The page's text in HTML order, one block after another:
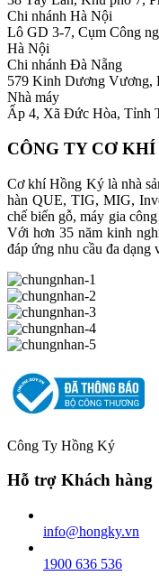
Chi nhánh Hà Nội
Lô GD 3-7, Cụm Công
Hà Nội
Chi nhánh Đà Nẵng
579 Kinh Dương Vương,
Nhà máy
Ấp 4, Xã Đức Hòa, Tỉnh
CÔNG TY CƠ
Cơ khí Hồng Ký là nhà
hàn QUE, TIG, MIG,
chế biến gỗ, máy gia
Với hơn 35 năm kinh
đáp ứng nhu cầu đa dạng
Công Ty Hồng Ký
Hỗ trợ Khách hàng
info@hongky.vn
1900 636 536